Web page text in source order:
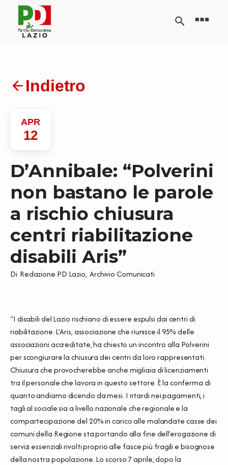
Indietro
APR
12
D’Annibale: “Polverini
non bastano le parole
a rischio chiusura
centri riabilitazione
disabili Aris”
Di Redazione PD Lazio, Archivio Comunicati
“I disabili del Lazio rischiano di essere espulsi dai centri di
riabilitazione. L’Aris, associazione che riunisce il 95% delle
associazioni accreditate, ha chiesto un incontro alla Polverini
per scongiurare la chiusura dei centri da loro rappresentati.
Chiusura che provocherebbe anche migliaia di licenziamenti
tra il personale che lavora in questo settore. È la conferma di
quanto andiamo dicendo da mesi. I ritardi nei pagamenti, i
tagli al sociale sia a livello nazionale che regionale e la
compartecipazione del 20% in carico alle malandate casse dei
comuni della Regione sta portando alla fine dell’erogazione di
servizi essenziali rivolti proprio alle fasce più fragili e bisognose
della nostra popolazione. Lo scorso 7 aprile, dopo la